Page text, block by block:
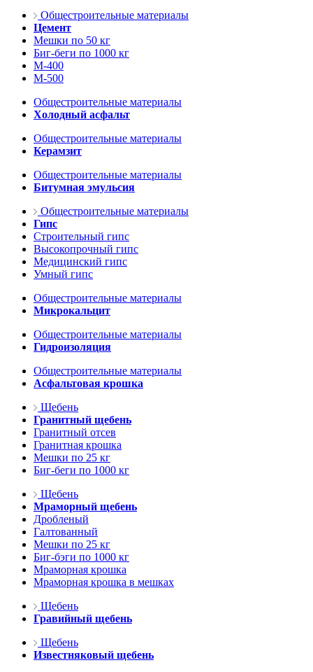
Общестроительные материалы
Цемент
Мешки по 50 кг
Биг-беги по 1000 кг
М-400
М-500
Общестроительные материалы
Холодный асфальт
Общестроительные материалы
Керамзит
Общестроительные материалы
Битумная эмульсия
Общестроительные материалы
Гипс
Строительный гипс
Высокопрочный гипс
Медицинский гипс
Умный гипс
Общестроительные материалы
Микрокальцит
Общестроительные материалы
Гидроизоляция
Общестроительные материалы
Асфальтовая крошка
Щебень
Гранитный щебень
Гранитный отсев
Гранитная крошка
Мешки по 25 кг
Биг-беги по 1000 кг
Щебень
Мраморный щебень
Дробленый
Галтованный
Мешки по 25 кг
Биг-бэги по 1000 кг
Мраморная крошка
Мраморная крошка в мешках
Щебень
Гравийный щебень
Щебень
Известняковый щебень